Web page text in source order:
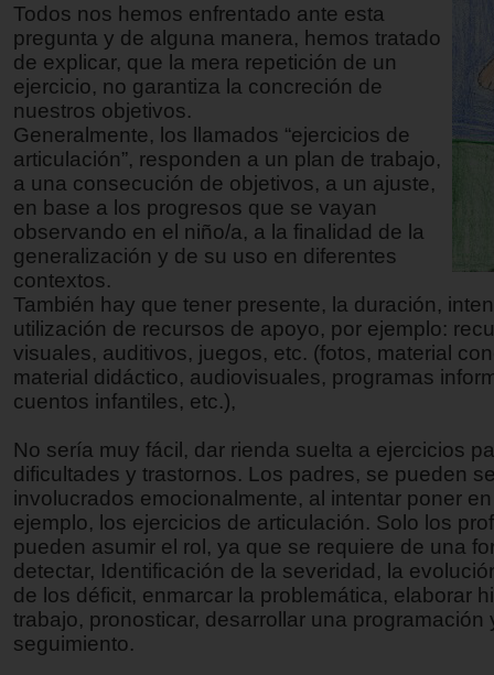
Todos nos hemos enfrentado ante esta
pregunta y de alguna manera, hemos tratado
de explicar, que la mera repetición de un
ejercicio, no garantiza la concreción de
nuestros objetivos.
Generalmente, los llamados “ejercicios de
articulación”, responden a un plan de trabajo,
a una consecución de objetivos, a un ajuste,
en base a los progresos que se vayan
observando en el niño/a, a la finalidad de la
generalización y de su uso en diferentes
contextos.
También hay que tener presente, la duración,
utilización de recursos de apoyo, por ejemplo:
visuales, auditivos, juegos, etc. (fotos, material
material didáctico, audiovisuales, programas
cuentos infantiles, etc.),
No sería muy fácil, dar rienda suelta a ejercicios
dificultades y trastornos. Los padres, se pueden
involucrados emocionalmente, al intentar poner
ejemplo, los ejercicios de articulación. Solo los
pueden asumir el rol, ya que se requiere de una
detectar, Identificación de la severidad, la
de los déficit, enmarcar la problemática, elaborar
trabajo, pronosticar, desarrollar una programación
seguimiento.